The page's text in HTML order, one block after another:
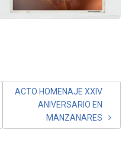
ACTO HOMENAJE XXIV
ANIVERSARIO EN
MANZANARES